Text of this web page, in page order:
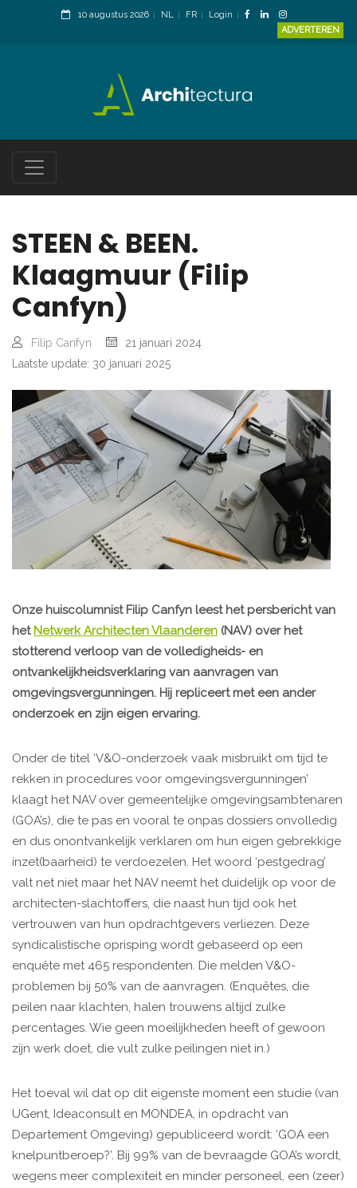
10 augustus 2026 NL FR
Login
ADVERTEREN
STEEN & BEEN.
Klaagmuur (Filip
Canfyn)
Filip Canfyn
21 januari 2024
Laatste update: 30 januari 2025
Onze huiscolumnist Filip Canfyn leest het persbericht van
het Netwerk Architecten Vlaanderen (NAV) over het
stotterend verloop van de volledigheids- en
ontvankelijkheidsverklaring van aanvragen van
omgevingsvergunningen. Hij repliceert met een ander
onderzoek en zijn eigen ervaring.
Onder de titel ‘V&O-onderzoek vaak misbruikt om tijd te
rekken in procedures voor omgevingsvergunningen’
klaagt het NAV over gemeentelijke omgevingsambtenaren
(GOA’s), die te pas en vooral te onpas dossiers onvolledig
en dus onontvankelijk verklaren om hun eigen gebrekkige
inzet(baarheid) te verdoezelen. Het woord ‘pestgedrag’
valt net niet maar het NAV neemt het duidelijk op voor de
architecten-slachtoffers, die naast hun tijd ook het
vertrouwen van hun opdrachtgevers verliezen. Deze
syndicalistische oprisping wordt gebaseerd op een
enquête met 465 respondenten. Die melden V&O-
problemen bij 50% van de aanvragen. (Enquêtes, die
peilen naar klachten, halen trouwens altijd zulke
percentages. Wie geen moeilijkheden heeft of gewoon
zijn werk doet, die vult zulke peilingen niet in.)
Het toeval wil dat op dit eigenste moment een studie (van
UGent, Ideaconsult en MONDEA, in opdracht van
Departement Omgeving) gepubliceerd wordt: ‘GOA een
knelpuntberoep?’. Bij 99% van de bevraagde GOA’s wordt,
wegens meer complexiteit en minder personeel, een (zeer)